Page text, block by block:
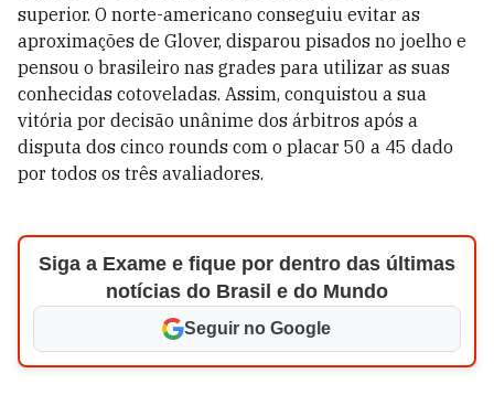
superior. O norte-americano conseguiu evitar as
aproximações de Glover, disparou pisados no joelho e
pensou o brasileiro nas grades para utilizar as suas
conhecidas cotoveladas. Assim, conquistou a sua
vitória por decisão unânime dos árbitros após a
disputa dos cinco rounds com o placar 50 a 45 dado
por todos os três avaliadores.
Siga a Exame e fique por dentro das últimas
notícias do Brasil e do Mundo
Seguir no Google